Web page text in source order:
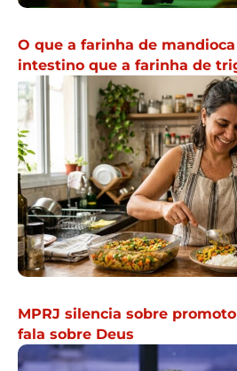
O que a farinha de
intestino que a farinha de
MPRJ silencia sobre
fala sobre Deus